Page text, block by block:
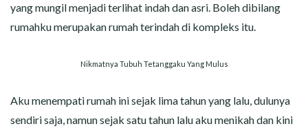
yang mungil menjadi terlihat indah dan asri. Boleh dibilang
rumahku merupakan rumah terindah di kompleks itu.
Nikmatnya Tubuh Tetanggaku Yang Mulus
Aku menempati rumah ini sejak lima tahun yang lalu, dulunya
sendiri saja, namun sejak satu tahun lalu aku menikah dan kini